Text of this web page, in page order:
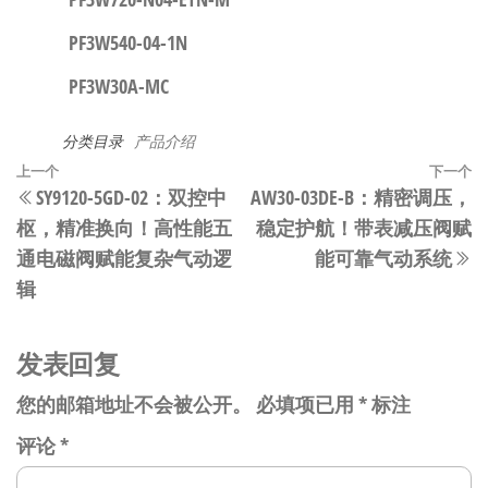
PF3W540-04-1N
PF3W30A-MC
分类目录 产品介绍
文
章
导
航
上
一
篇
文
章
上一个
SY9120-5GD-02：双控中
枢，精准换向！高性能五
通电磁阀赋能复杂气动逻
辑
下一个
AW30-03DE-B：精密调压，
稳定护航！带表减压阀赋
能可靠气动系统
发表回复
您的邮箱地址不会被公开。 必填项已用 *标注
评论*